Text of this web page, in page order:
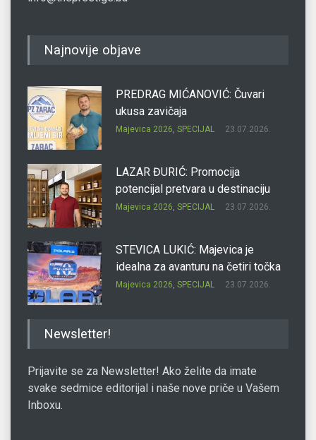
Najnovije objave
PREDRAG MIĆANOVIĆ: Čuvari
ukusa zavičaja
Majevica 2026, SPECIJAL 23.07.2026.
LAZAR ĐURIĆ: Promocija
potencijal pretvara u destinaciju
Majevica 2026, SPECIJAL 23.07.2026.
STEVICA LUKIĆ: Majevica je
idealna za avanturu na četiri točka
Majevica 2026, SPECIJAL 23.07.2026.
Newsletter!
Prijavite se za Newsletter! Ako želite da imate
svake sedmice editorijal i naše nove priče u Vašem
Inboxu.